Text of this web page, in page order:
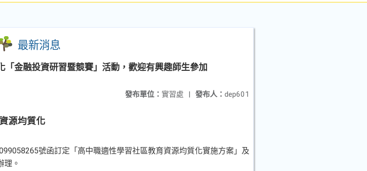
最新消息
金融投資研習暨競賽」活動，歡迎有興趣師生參加
發布人： dep601
發布單位： 實習處 |
源均質化
號函訂定「高中職適性學習社區教育資源均質化實施方案」及
理。